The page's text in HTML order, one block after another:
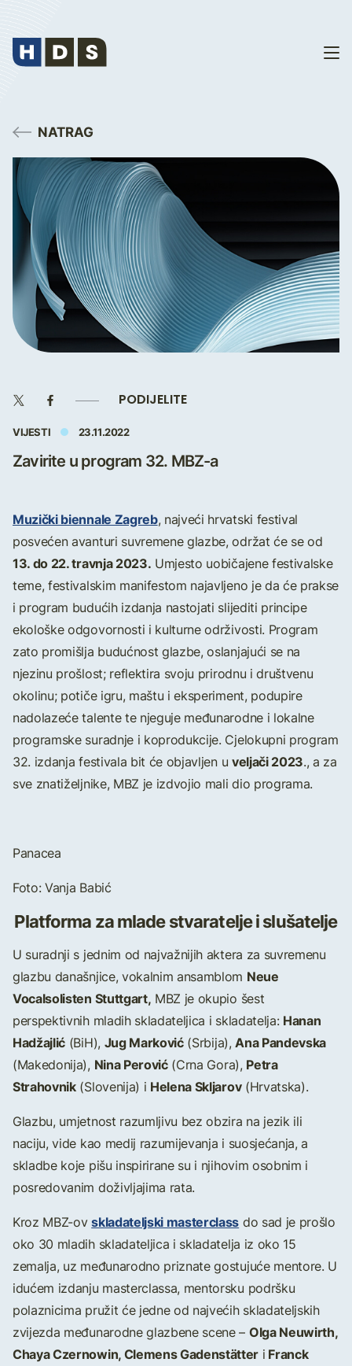
NATRAG
PODIJELITE
VIJESTI 23.11.2022
Zavirite u program 32. MBZ-a
Muzički biennale Zagreb, najveći hrvatski festival
posvećen avanturi suvremene glazbe, održat će se od
13. do 22. travnja 2023. Umjesto uobičajene festivalske
teme, festivalskim manifestom najavljeno je da će prakse
i program budućih izdanja nastojati slijediti principe
ekološke odgovornosti i kulturne održivosti. Program
zato promišlja budućnost glazbe, oslanjajući se na
njezinu prošlost; reflektira svoju prirodnu i društvenu
okolinu; potiče igru, maštu i eksperiment, podupire
nadolazeće talente te njeguje međunarodne i lokalne
programske suradnje i koprodukcije. Cjelokupni program
32. izdanja festivala bit će objavljen u veljači 2023., a za
sve znatiželjnike, MBZ je izdvojio mali dio programa.
Panacea
Foto: Vanja Babić
Platforma za mlade stvaratelje i slušatelje
U suradnji s jednim od najvažnijih aktera za suvremenu
glazbu današnjice, vokalnim ansamblom Neue
Vocalsolisten Stuttgart, MBZ je okupio šest
perspektivnih mladih skladateljica i skladatelja: Hanan
Hadžajlić (BiH), Jug Marković(Srbija),Ana Pandevska
(Makedonija), Nina Perović(Crna Gora), Petra
Strahovnik(Slovenija) i Helena Skljarov(Hrvatska).
Glazbu, umjetnost razumljivu bez obzira na jezik ili
naciju, vide kao medij razumijevanja i suosjećanja, a
skladbe koje pišu inspirirane su i njihovim osobnim i
posredovanim doživljajima rata.
Kroz MBZ-ovskladateljski masterclass do sad je prošlo
oko 30 mladih skladateljica i skladatelja iz oko 15
zemalja, uz međunarodno priznate gostujuće mentore. U
idućem izdanju masterclassa, mentorsku podršku
polaznicima pružit će jedne od najvećih skladateljskih
zvijezda međunarodne glazbene scene – Olga Neuwirth,
Chaya Czernowin, Clemens Gadenstätter i Franck